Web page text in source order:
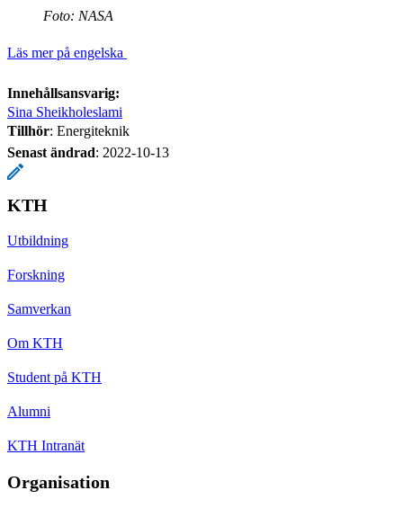
Foto: NASA
Läs mer på engelska
Innehållsansvarig:
Sina Sheikholeslami
Tillhör: Energiteknik
Senast ändrad: 2022-10-13
KTH
Utbildning
Forskning
Samverkan
Om KTH
Student på KTH
Alumni
KTH Intranät
Organisation